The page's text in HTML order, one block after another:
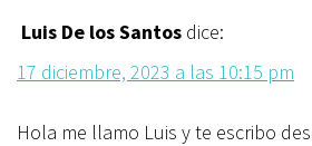
correos
Luis De los Santos dice:
17 diciembre, 2023 a las 10:15 pm
Hola me llamo Luis y te escribo